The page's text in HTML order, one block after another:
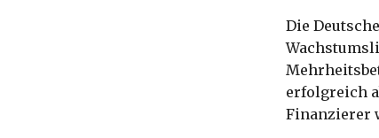
Die
erfolgreich
Finanzierer